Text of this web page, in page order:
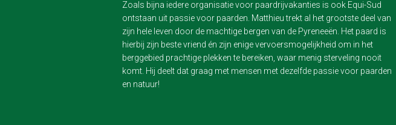
Zoals bijna iedere organisatie voor paardrijvakanties is ook Equi-Sud
ontstaan uit passie voor paarden. Matthieu trekt al het grootste deel van
zijn hele leven door de machtige bergen van de Pyreneeën. Het paard is
hierbij zijn beste vriend én zijn enige vervoersmogelijkheid om in het
berggebied prachtige plekken te bereiken, waar menig sterveling nooit
komt. Hij deelt dat graag met mensen met dezelfde passie voor paarden
en natuur!